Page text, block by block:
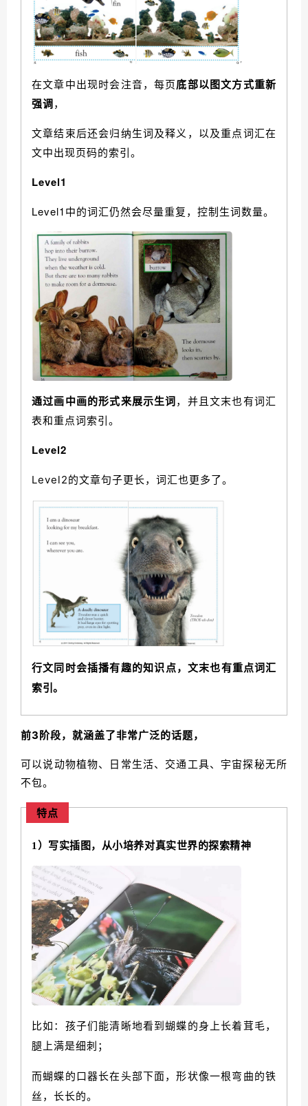
在文章中出现时会注音，每页底部以图文方式重新
强调，
文章结束后还会归纳生词及释义，以及重点词汇在
文中出现页码的索引。
Level1
Level1中的词汇仍然会尽量重复，控制生词数量。
通过画中画的形式来展示生词，并且文末也有词汇
表和重点词索引。
Level2
Level2的文章句子更长，词汇也更多了。
行文同时会插播有趣的知识点，文末也有重点词汇
索引。
前3阶段，就涵盖了非常广泛的话题，
可以说动物植物、日常生活、交通工具、宇宙探秘无所
不包。
特点
1）写实插图，从小培养对真实世界的探索精神
比如：孩子们能清晰地看到蝴蝶的身上长着茸毛，
腿上满是细刺；
而蝴蝶的口器长在头部下面，形状像一根弯曲的铁
丝，长长的。